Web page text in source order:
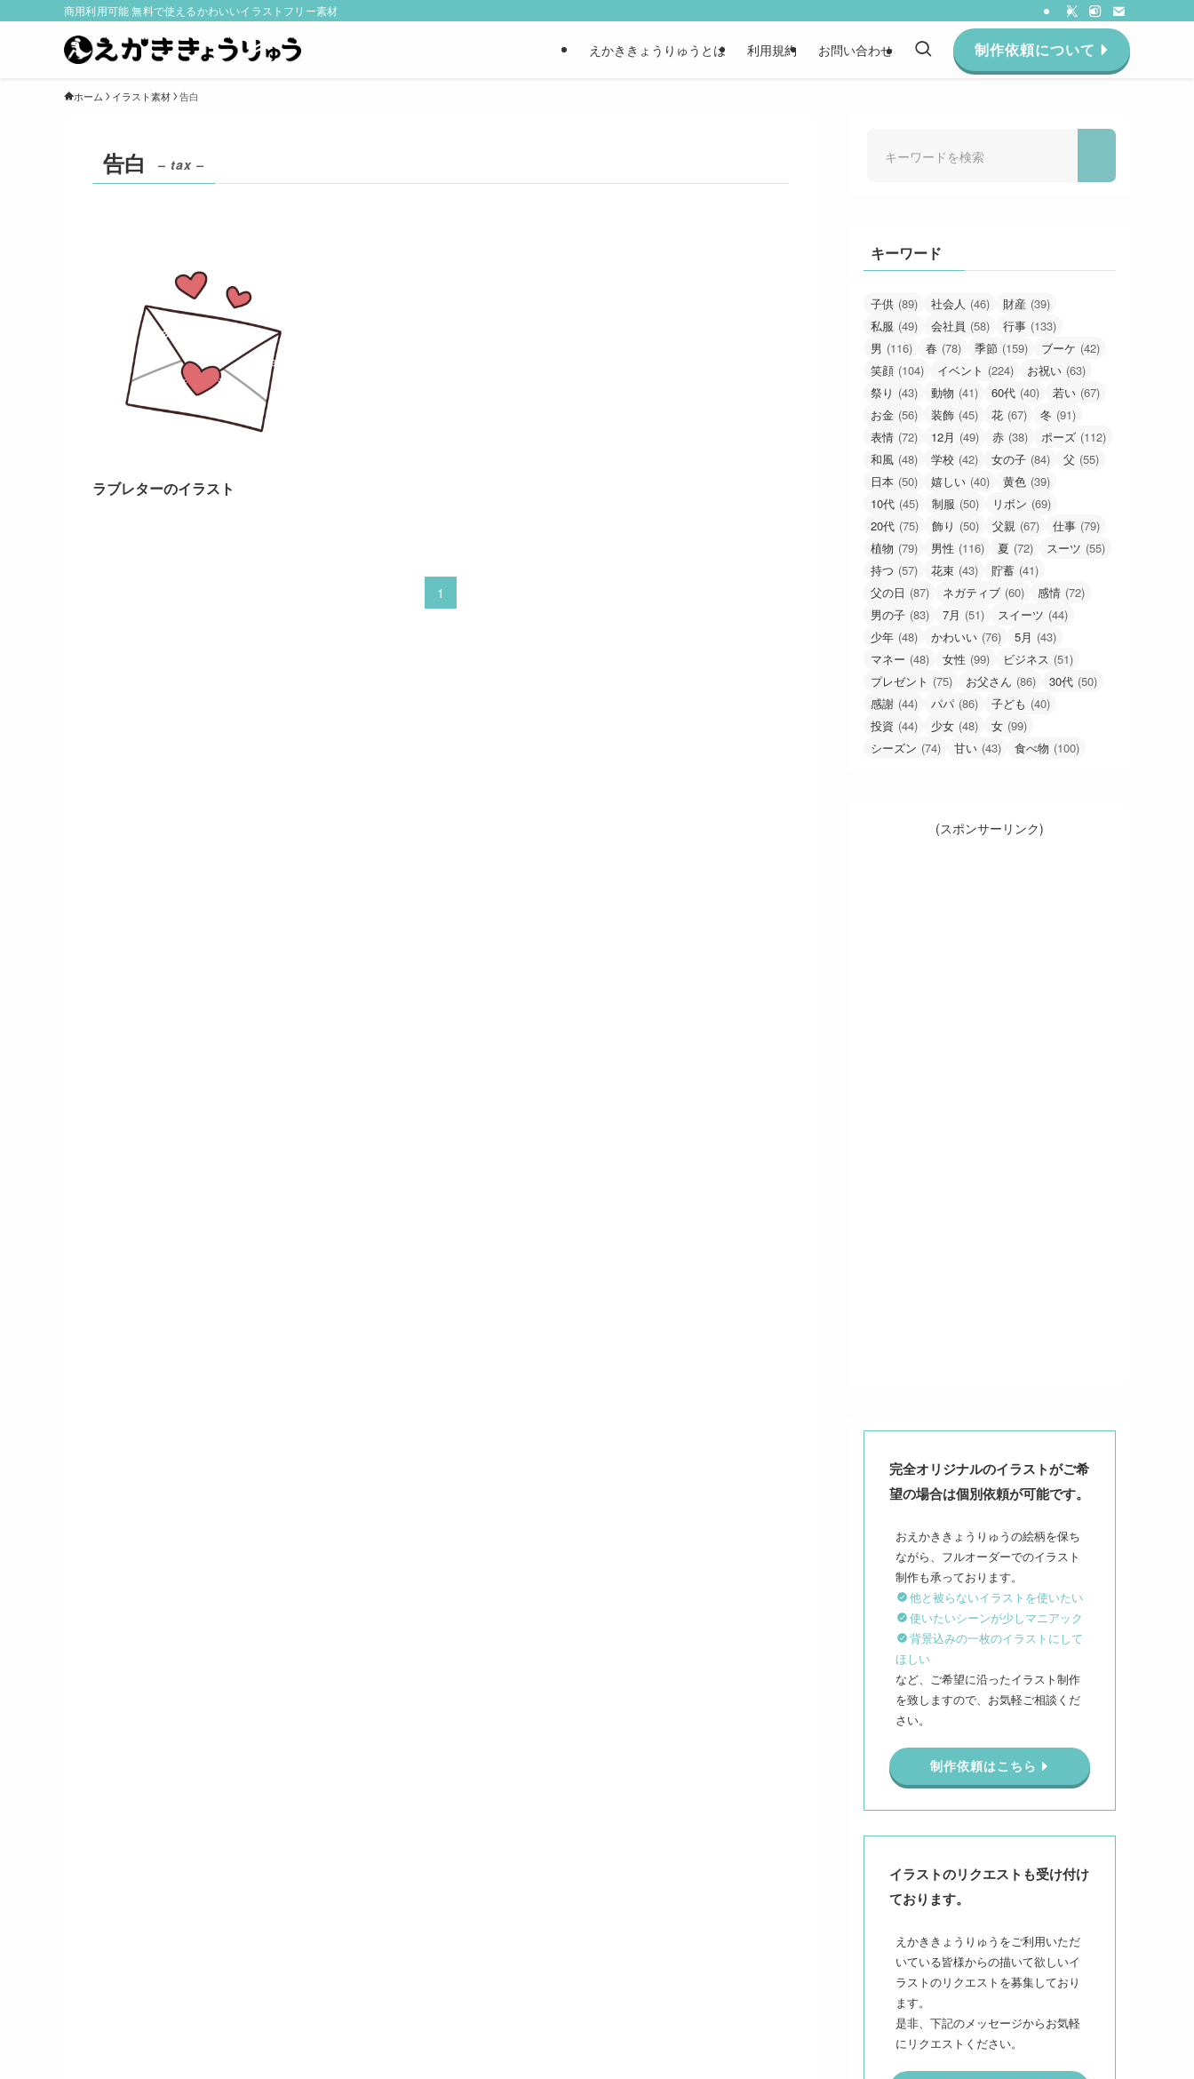
商用利用可能 無料で使えるかわいいイラストフリー素材
えかききょうりゅうとは 利用規約 お問い合わせ 制作依頼について
ホーム イラスト素材 告白
告白 – tax –
ラブレターのイラスト
1
キーワード
子供 (89) 社会人 (46) 財産 (39)
私服 (49) 会社員 (58) 行事 (133)
男 (116) 春 (78) 季節 (159) ブーケ (42)
笑顔 (104) イベント (224) お祝い (63)
祭り (43) 動物 (41) 60代 (40) 若い (67)
お金 (56) 装飾 (45) 花 (67) 冬 (91)
表情 (72) 12月 (49) 赤 (38) ポーズ (112)
和風 (48) 学校 (42) 女の子 (84) 父 (55)
日本 (50) 嬉しい (40) 黄色 (39)
10代 (45) 制服 (50) リボン (69)
20代 (75) 飾り (50) 父親 (67) 仕事 (79)
植物 (79) 男性 (116) 夏 (72) スーツ (55)
持つ (57) 花束 (43) 貯蓄 (41)
父の日 (87) ネガティブ (60) 感情 (72)
男の子 (83) 7月 (51) スイーツ (44)
少年 (48) かわいい (76) 5月 (43)
マネー (48) 女性 (99) ビジネス (51)
プレゼント (75) お父さん (86) 30代 (50)
感謝 (44) パパ (86) 子ども (40)
投資 (44) 少女 (48) 女 (99)
シーズン (74) 甘い (43) 食べ物 (100)
(スポンサーリンク)
完全オリジナルのイラストがご希
望の場合は個別依頼が可能です。
おえかききょうりゅうの絵柄を保ち
ながら、フルオーダーでのイラスト
他と被らないイラストを使いたい
使いたいシーンが少しマニアック
背景込みの一枚のイラストにして
ほしい
など、ご希望に沿ったイラスト制作
を致しますので、お気軽ご相談くだ
さい。
制作依頼はこちら
イラストのリクエストも受け付け
ております。
えかききょうりゅうをご利用いただ
いている皆様からの描いて欲しいイ
ラストのリクエストを募集しており
ます。
是非、下記のメッセージからお気軽
にリクエストください。